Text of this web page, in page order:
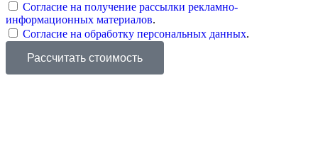
Согласие на получение рассылки рекламно-
информационных материалов.
Согласие на обработку персональных данных.
Рассчитать стоимость